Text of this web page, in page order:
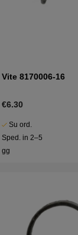
Vite 8170006-16
€6.30
Su ord.
Sped. in 2–5
gg